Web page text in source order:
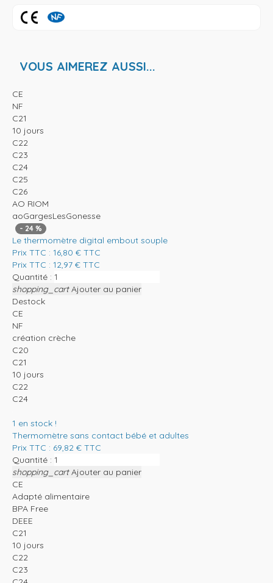
VOUS AIMEREZ AUSSI...
CE
NF
C21
10 jours
C22
C23
C24
C25
C26
AO RIOM
aoGargesLesGonesse
- 24 %
Le thermomètre digital embout souple
Prix TTC : 16,80 € TTC
Prix TTC : 12,97 € TTC
Quantité :
shopping_cart Ajouter au panier
Destock
CE
NF
création crèche
C20
C21
10 jours
C22
C24
1 en stock !
Thermomètre sans contact bébé et adultes
Prix TTC : 69,82 € TTC
Quantité :
shopping_cart Ajouter au panier
CE
Adapté alimentaire
BPA Free
DEEE
C21
10 jours
C22
C23